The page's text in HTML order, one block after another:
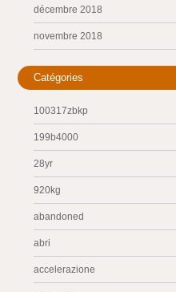
décembre 2018
novembre 2018
Catégories
100317zbkp
199b4000
28yr
920kg
abandoned
abri
accelerazione